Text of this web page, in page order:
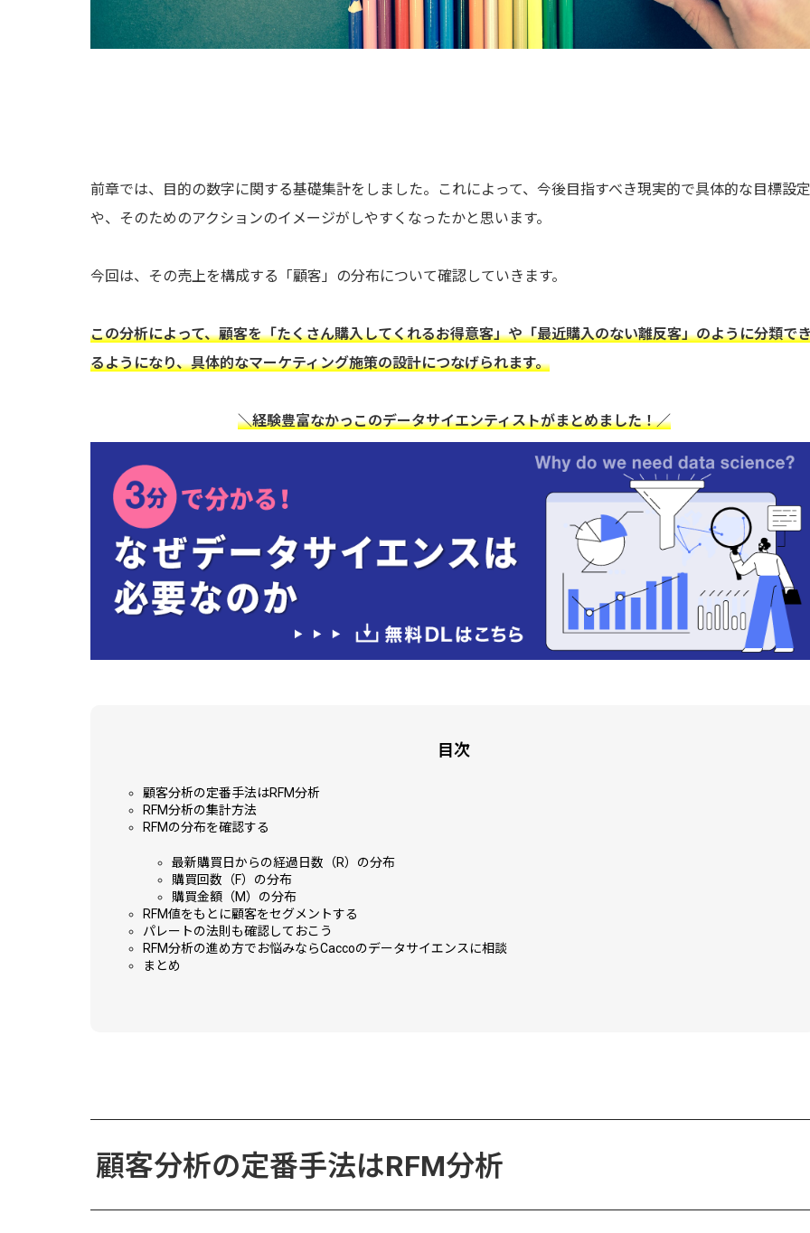
前章では、目的の数字に関する基礎集計をしました。これによって、今後目指すべき現実的で具体的な目標設定
や、そのためのアクションのイメージがしやすくなったかと思います。
今回は、その売上を構成する「顧客」の分布について確認していきます。
この分析によって、顧客を「たくさん購入してくれるお得意客」や「最近購入のない離反客」のように分類で
るようになり、具体的なマーケティング施策の設計につなげられます。
＼経験豊富なかっこのデータサイエンティストがまとめました！／
目次
顧客分析の定番手法はRFM分析
RFM分析の集計方法
RFMの分布を確認する
最新購買日からの経過日数（R）の分布
購買回数（F）の分布
購買金額（M）の分布
RFM値をもとに顧客をセグメントする
パレートの法則も確認しておこう
RFM分析の進め方でお悩みならCaccoのデータサイエンスに相談
まとめ
顧客分析の定番手法はRFM分析